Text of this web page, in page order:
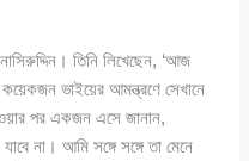
তিনি লিখেছেন, ‘আজ
ভাইয়ের আমন্ত্রণে সেখানে
পর একজন এসে জানান,
না। আমি সঙ্গে সঙ্গে তা মেনে